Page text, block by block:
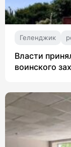
Геленджик
Власти
воинского